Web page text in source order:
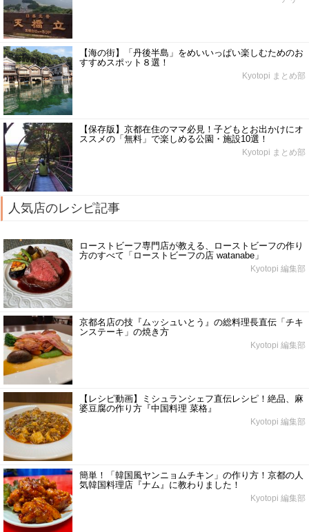
【海の街】「丹後半島」をめいいっぱい楽しむためのお
すすめスポット８選！
Kyotopi まとめ部
【保存版】京都在住のママ必見！子どもとお出かけにオ
ススメの「無料」で楽しめる公園・施設10選！
Kyotopi まとめ部
人気店のレシピ記事
ローストビーフ専門店が教える、ローストビーフの作り
方のすべて「ローストビーフの店 watanabe」
Kyotopi 編集部
京都名店の技『ムッシュいとう』の総料理長直伝「チキ
ンステーキ」の焼き方
Kyotopi 編集部
【レシピ動画】ミシュランシェフ直伝レシピ！絶品、麻
婆豆腐の作り方『中国料理 菜格』
Kyotopi 編集部
簡単！「韓国風ヤンニョムチキン」の作り方！京都の人
気韓国料理店『ナム』に教わりました！
Kyotopi 編集部